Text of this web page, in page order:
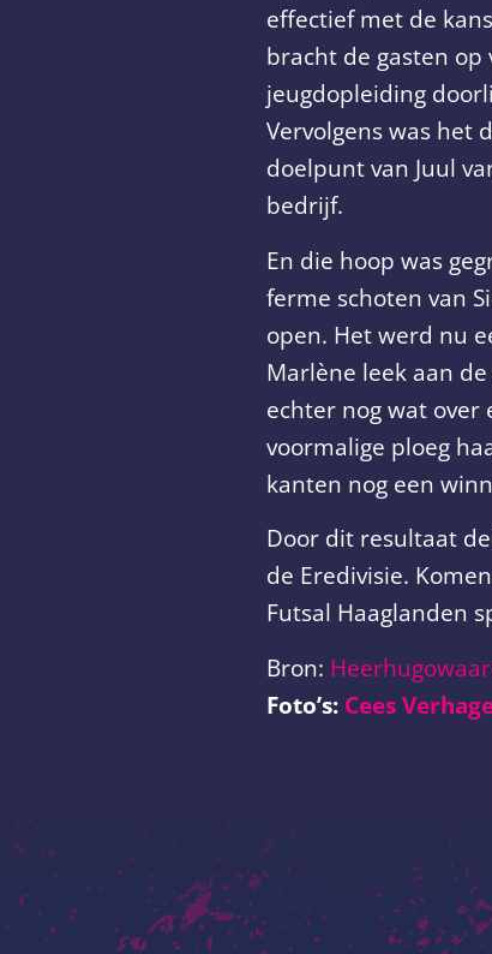
effectief met de
bracht de gasten op
jeugdopleiding
Vervolgens was het
doelpunt van Juul
bedrijf.
En die hoop was
ferme schoten van
open. Het werd nu
Marlène leek aan
echter nog wat
voormalige ploeg
kanten nog een
Door dit resultaat
de Eredivisie.
Futsal Haaglanden
Bron:
Foto’s: Cees